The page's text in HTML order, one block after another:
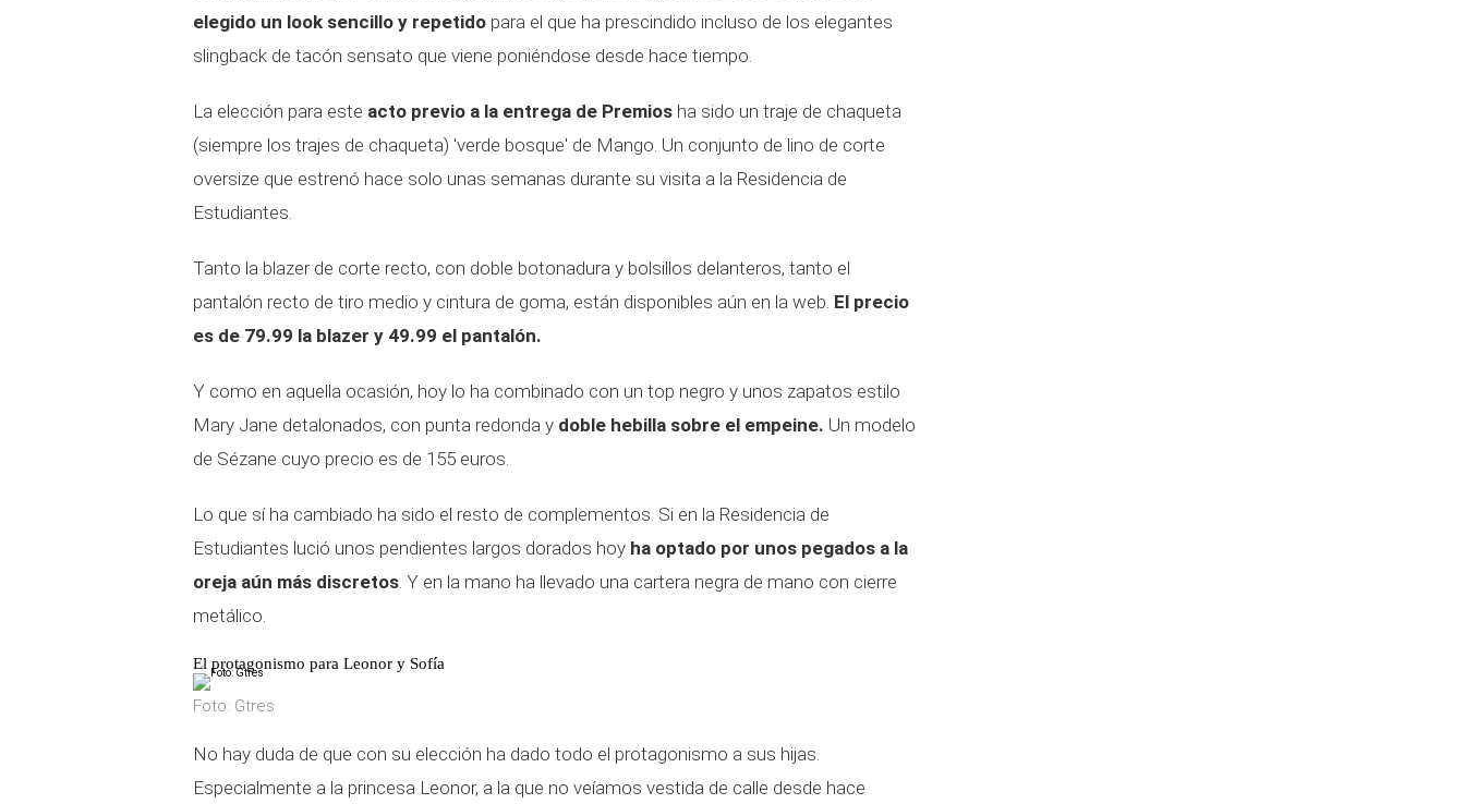
elegido un look sencillo y repetido para el que ha prescindido incluso de los elegantes
slingback de tacón sensato que viene poniéndose desde hace tiempo.
La elección para este acto previo a la entrega de Premios ha sido un traje de chaqueta
(siempre los trajes de chaqueta) 'verde bosque' de Mango. Un conjunto de lino de corte
oversize que estrenó hace solo unas semanas durante su visita a la Residencia de
Estudiantes.
Tanto la blazer de corte recto, con doble botonadura y bolsillos delanteros, tanto el
pantalón recto de tiro medio y cintura de goma, están disponibles aún en la web. El precio
es de 79.99 la blazer y 49.99 el pantalón.
Y como en aquella ocasión, hoy lo ha combinado con un top negro y unos zapatos estilo
Mary Jane detalonados, con punta redonda y doble hebilla sobre el empeine. Un modelo
de Sézane cuyo precio es de 155 euros.
Lo que sí ha cambiado ha sido el resto de complementos. Si en la Residencia de
Estudiantes lució unos pendientes largos dorados hoy ha optado por unos pegados a la
oreja aún más discretos . Y en la mano ha llevado una cartera negra de mano con cierre
metálico.
El protagonismo para Leonor y Sofía
Foto: Gtres
No hay duda de que con su elección ha dado todo el protagonismo a sus hijas.
Especialmente a la princesa Leonor, a la que no veíamos vestida de calle desde hace